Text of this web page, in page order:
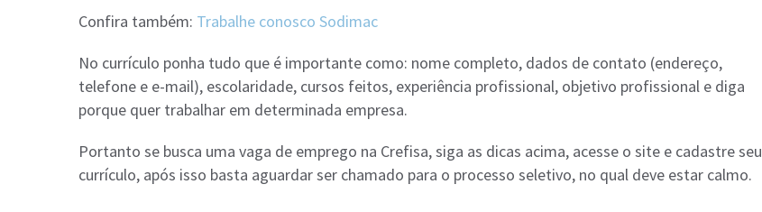
Confira também: Trabalhe conosco Sodimac
No currículo ponha tudo que é importante como: nome completo, dados de contato (endereço,
telefone e e-mail), escolaridade, cursos feitos, experiência profissional, objetivo profissional e diga
porque quer trabalhar em determinada empresa.
Portanto se busca uma vaga de emprego na Crefisa, siga as dicas acima, acesse o site e cadastre seu
currículo, após isso basta aguardar ser chamado para o processo seletivo, no qual deve estar calmo.